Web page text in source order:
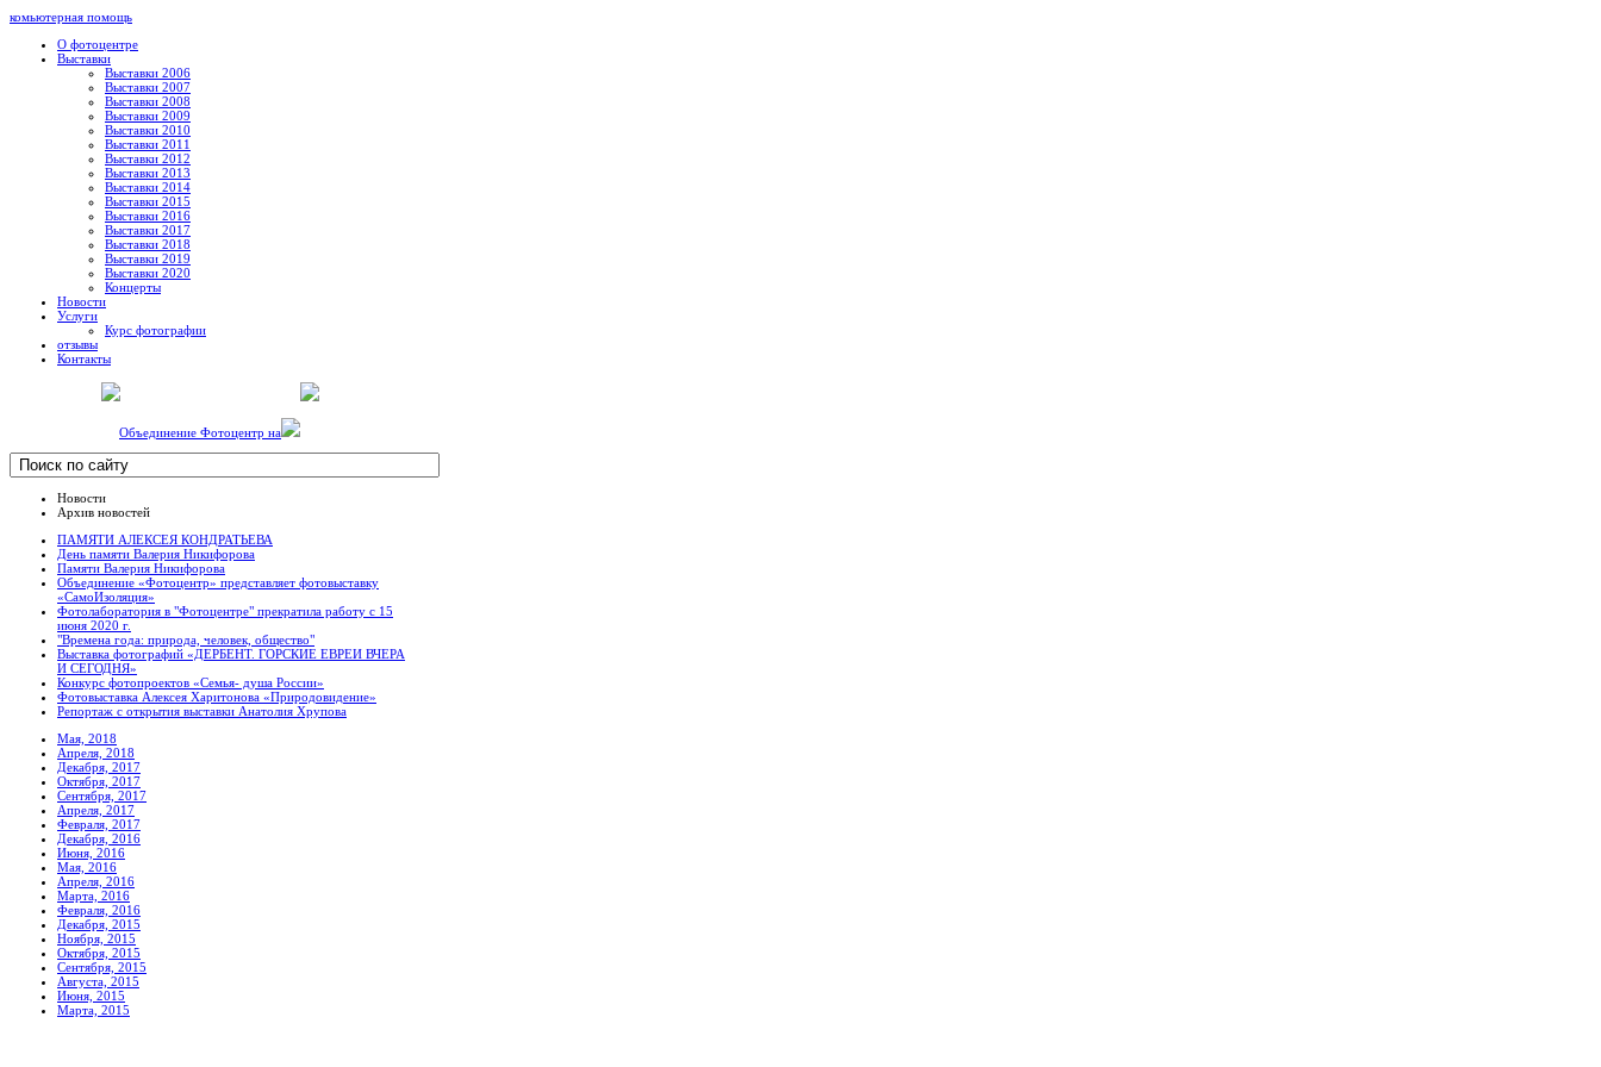
комьютерная помощь
О фотоцентре
Выставки
Выставки 2006
Выставки 2007
Выставки 2008
Выставки 2009
Выставки 2010
Выставки 2011
Выставки 2012
Выставки 2013
Выставки 2014
Выставки 2015
Выставки 2016
Выставки 2017
Выставки 2018
Выставки 2019
Выставки 2020
Концерты
Новости
Услуги
Курс фотографии
отзывы
Контакты
Объединение Фотоцентр на
Новости
Архив новостей
ПАМЯТИ АЛЕКСЕЯ КОНДРАТЬЕВА
День памяти Валерия Никифорова
Памяти Валерия Никифорова
Объединение «Фотоцентр» представляет фотовыставку
«СамоИзоляция»
Фотолаборатория в "Фотоцентре" прекратила работу с 15
июня 2020 г.
"Времена года: природа, человек, общество"
Выставка фотографий «ДЕРБЕНТ. ГОРСКИЕ ЕВРЕИ ВЧЕРА
И СЕГОДНЯ»
Конкурс фотопроектов «Семья- душа России»
Фотовыставка Алексея Харитонова «Природовидение»
Репортаж с открытия выставки Анатолия Хрупова
Мая, 2018
Апреля, 2018
Декабря, 2017
Октября, 2017
Сентября, 2017
Апреля, 2017
Февраля, 2017
Декабря, 2016
Июня, 2016
Мая, 2016
Апреля, 2016
Марта, 2016
Февраля, 2016
Декабря, 2015
Ноября, 2015
Октября, 2015
Сентября, 2015
Августа, 2015
Июня, 2015
Марта, 2015